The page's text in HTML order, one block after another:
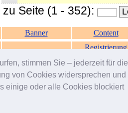
stimmen Sie – jederzeit für die
von Cookies widersprechen und
einige oder alle Cookies blockiert
zu Seite (1 - 352):
Banner
Content
Registrierung